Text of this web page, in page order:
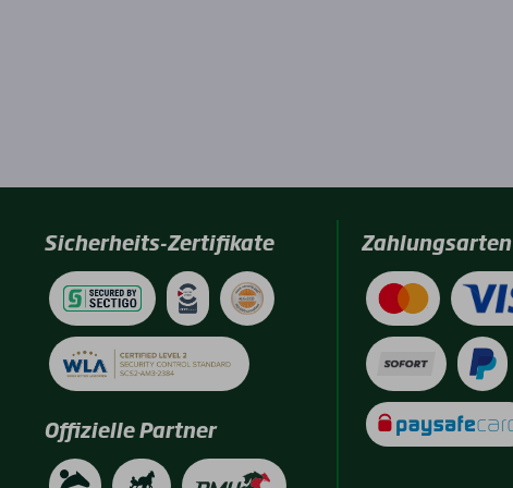
Sicherheits-Zertifikate
Offizielle Partner
Zahlungsarten